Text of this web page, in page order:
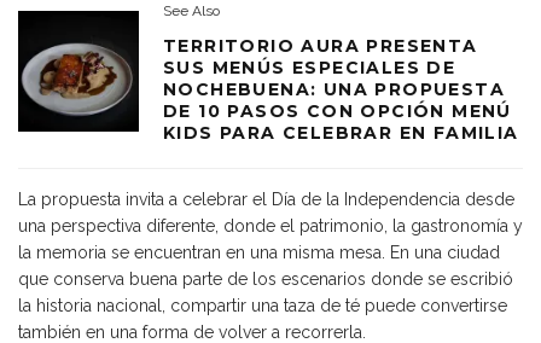
See Also
TERRITORIO AURA PRESENTA
SUS MENÚS ESPECIALES DE
NOCHEBUENA: UNA PROPUESTA
DE 10 PASOS CON OPCIÓN MENÚ
KIDS PARA CELEBRAR EN FAMILIA
La propuesta invita a celebrar el Día de la Independencia desde
una perspectiva diferente, donde el patrimonio, la gastronomía y
la memoria se encuentran en una misma mesa. En una ciudad
que conserva buena parte de los escenarios donde se escribió
la historia nacional, compartir una taza de té puede convertirse
también en una forma de volver a recorrerla.